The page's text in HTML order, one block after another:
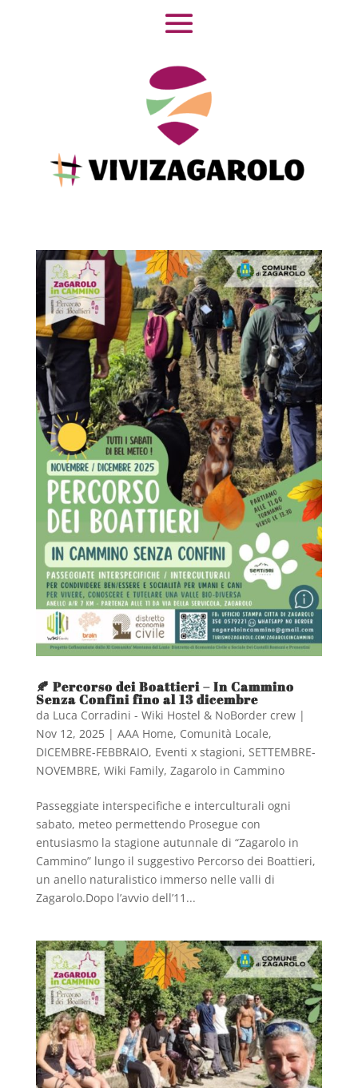
🍂 Percorso dei Boattieri – In Cammino
Senza Confini fino al 13 dicembre
da Luca Corradini - Wiki Hostel & NoBorder crew|
Nov 12, 2025| AAA Home, Comunità Locale,
DICEMBRE-FEBBRAIO, Eventi x stagioni, SETTEMBRE-
NOVEMBRE, Wiki Family, Zagarolo in Cammino
Passeggiate interspecifiche e interculturali ogni
sabato, meteo permettendo Prosegue con
entusiasmo la stagione autunnale di “Zagarolo in
Cammino” lungo il suggestivo Percorso dei Boattieri,
un anello naturalistico immerso nelle valli di
Zagarolo.Dopo l’avvio dell’11...